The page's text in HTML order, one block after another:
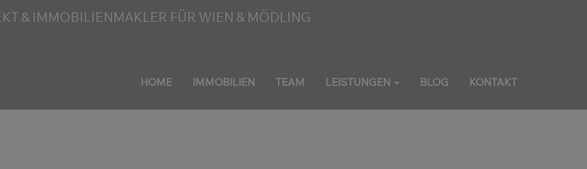
HOME IMMOBILIEN TEAM LEISTUNGEN BLOG KONTAKT